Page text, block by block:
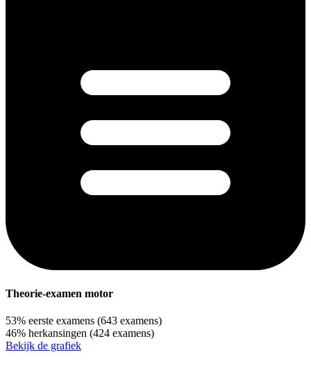
Theorie-examen motor
53% eerste examens (643 examens)
46% herkansingen (424 examens)
Bekijk de grafiek